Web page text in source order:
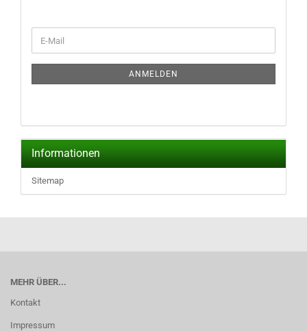
ZUR
E-
Mail
ANMELDEN
Informationen
Sitemap
MEHR ÜBER...
Kontakt
Impressum